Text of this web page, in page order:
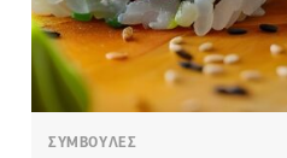
ΣΥΜΒΟΥΛΕΣ